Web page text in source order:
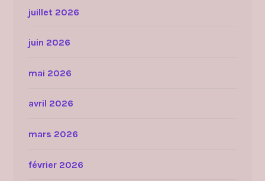
juillet 2026
juin 2026
mai 2026
avril 2026
mars 2026
février 2026